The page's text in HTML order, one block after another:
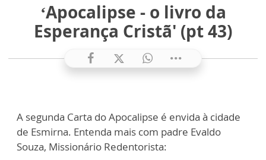
‘Apocalipse - o livro da
Esperança Cristã' (pt 43)
A segunda Carta do Apocalipse é envida à cidade
de Esmirna. Entenda mais com padre Evaldo
Souza, Missionário Redentorista: